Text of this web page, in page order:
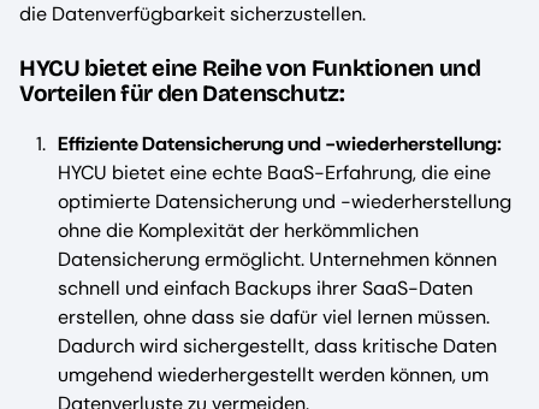
die Datenverfügbarkeit sicherzustellen.
HYCU bietet eine Reihe von Funktionen und
Vorteilen für den Datenschutz:
Effiziente Datensicherung und -wiederherstellung:
HYCU bietet eine echte BaaS-Erfahrung, die eine
optimierte Datensicherung und -wiederherstellung
ohne die Komplexität der herkömmlichen
Datensicherung ermöglicht. Unternehmen können
schnell und einfach Backups ihrer SaaS-Daten
erstellen, ohne dass sie dafür viel lernen müssen.
Dadurch wird sichergestellt, dass kritische Daten
umgehend wiederhergestellt werden können, um
Datenverluste zu vermeiden.